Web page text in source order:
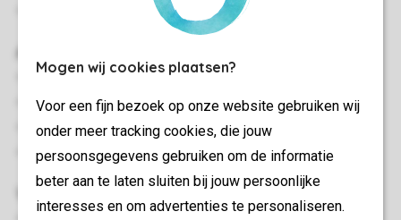
Mogen wij cookies plaatsen?
Voor een fijn bezoek op onze website gebruiken wij
onder meer tracking cookies, die jouw
persoonsgegevens gebruiken om de informatie
beter aan te laten sluiten bij jouw persoonlijke
interesses en om advertenties te personaliseren.
Schlafzimmer mit zwei Einzelbetten und Flatscreen-TV
Terrasse
Gartenmöbel
Parken bei der Unterkunft
Parken auf dem Zentralparkplatz